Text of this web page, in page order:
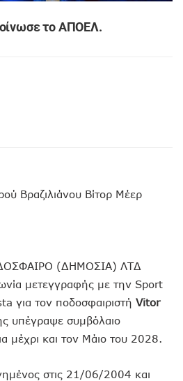
το ΑΠΟΕΛ.
Βραζιλιάνου Βίτορ Μέερ
(ΔΗΜΟΣΙΑ) ΛΤΔ
μετεγγραφής με την Sport
για τον ποδοσφαιριστή Vitor
υπέγραψε συμβόλαιο
μέχρι και τον Μάιο του 2028.
στις 21/06/2004 και